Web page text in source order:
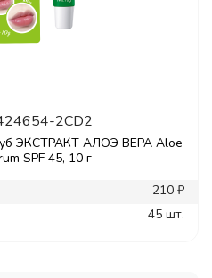
2CD2
ЭКСТРАКТ АЛОЭ ВЕРА Aloe
SPF 45, 10 г
210 ₽
45 шт.